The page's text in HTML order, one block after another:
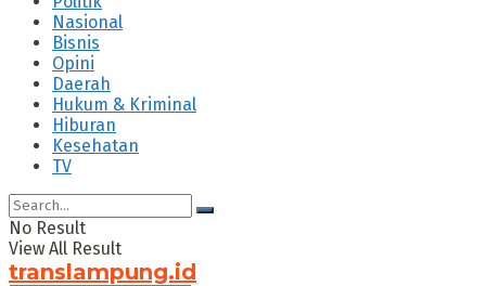
Nasional
Bisnis
Opini
Daerah
Hukum & Kriminal
Hiburan
Kesehatan
TV
No Result
View All Result
translampung.id